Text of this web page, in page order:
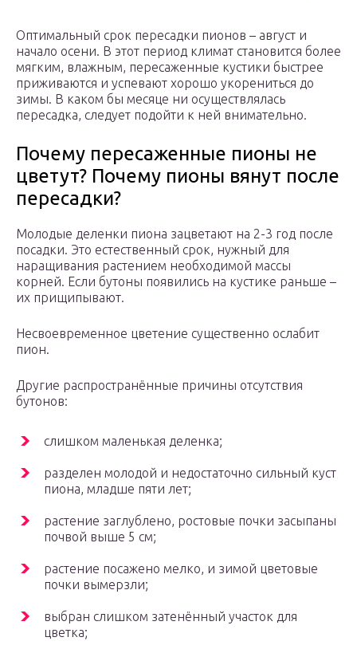
Оптимальный срок пересадки пионов – август и
начало осени. В этот период климат становится более
мягким, влажным, пересаженные кустики быстрее
приживаются и успевают хорошо укорениться до
зимы. В каком бы месяце ни осуществлялась
пересадка, следует подойти к ней внимательно.
Почему пересаженные пионы не
цветут? Почему пионы вянут после
пересадки?
Молодые деленки пиона зацветают на 2-3 год после
посадки. Это естественный срок, нужный для
наращивания растением необходимой массы
корней. Если бутоны появились на кустике раньше –
их прищипывают.
Несвоевременное цветение существенно ослабит
пион.
Другие распространённые причины отсутствия
бутонов:
слишком маленькая деленка;
разделен молодой и недостаточно сильный куст
пиона, младше пяти лет;
растение заглублено, ростовые почки засыпаны
почвой выше 5 см;
растение посажено мелко, и зимой цветовые
почки вымерзли;
выбран слишком затенённый участок для
цветка;